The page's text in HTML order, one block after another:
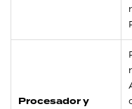
Procesador y